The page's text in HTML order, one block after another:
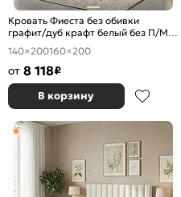
Кровать Фиеста без обивки
графит/дуб крафт белый без П/М
1400x2000, изголовье жесткое
140×200160×200
от 8 118₽
В корзину